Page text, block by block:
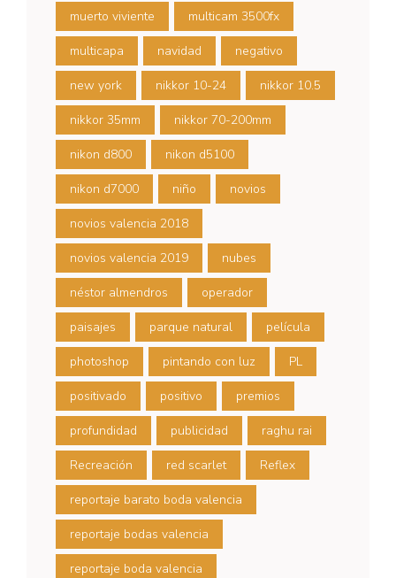
muerto viviente multicam 3500fx
multicapa navidad negativo
new york nikkor 10-24 nikkor 10.5
nikkor 35mm nikkor 70-200mm
nikon d800 nikon d5100
nikon d7000 niño novios
novios valencia 2018
novios valencia 2019 nubes
néstor almendros operador
paisajes parque natural película
photoshop pintando con luz PL
positivado positivo premios
profundidad publicidad raghu rai
Recreación red scarlet Reflex
reportaje barato boda valencia
reportaje bodas valencia
reportaje boda valencia